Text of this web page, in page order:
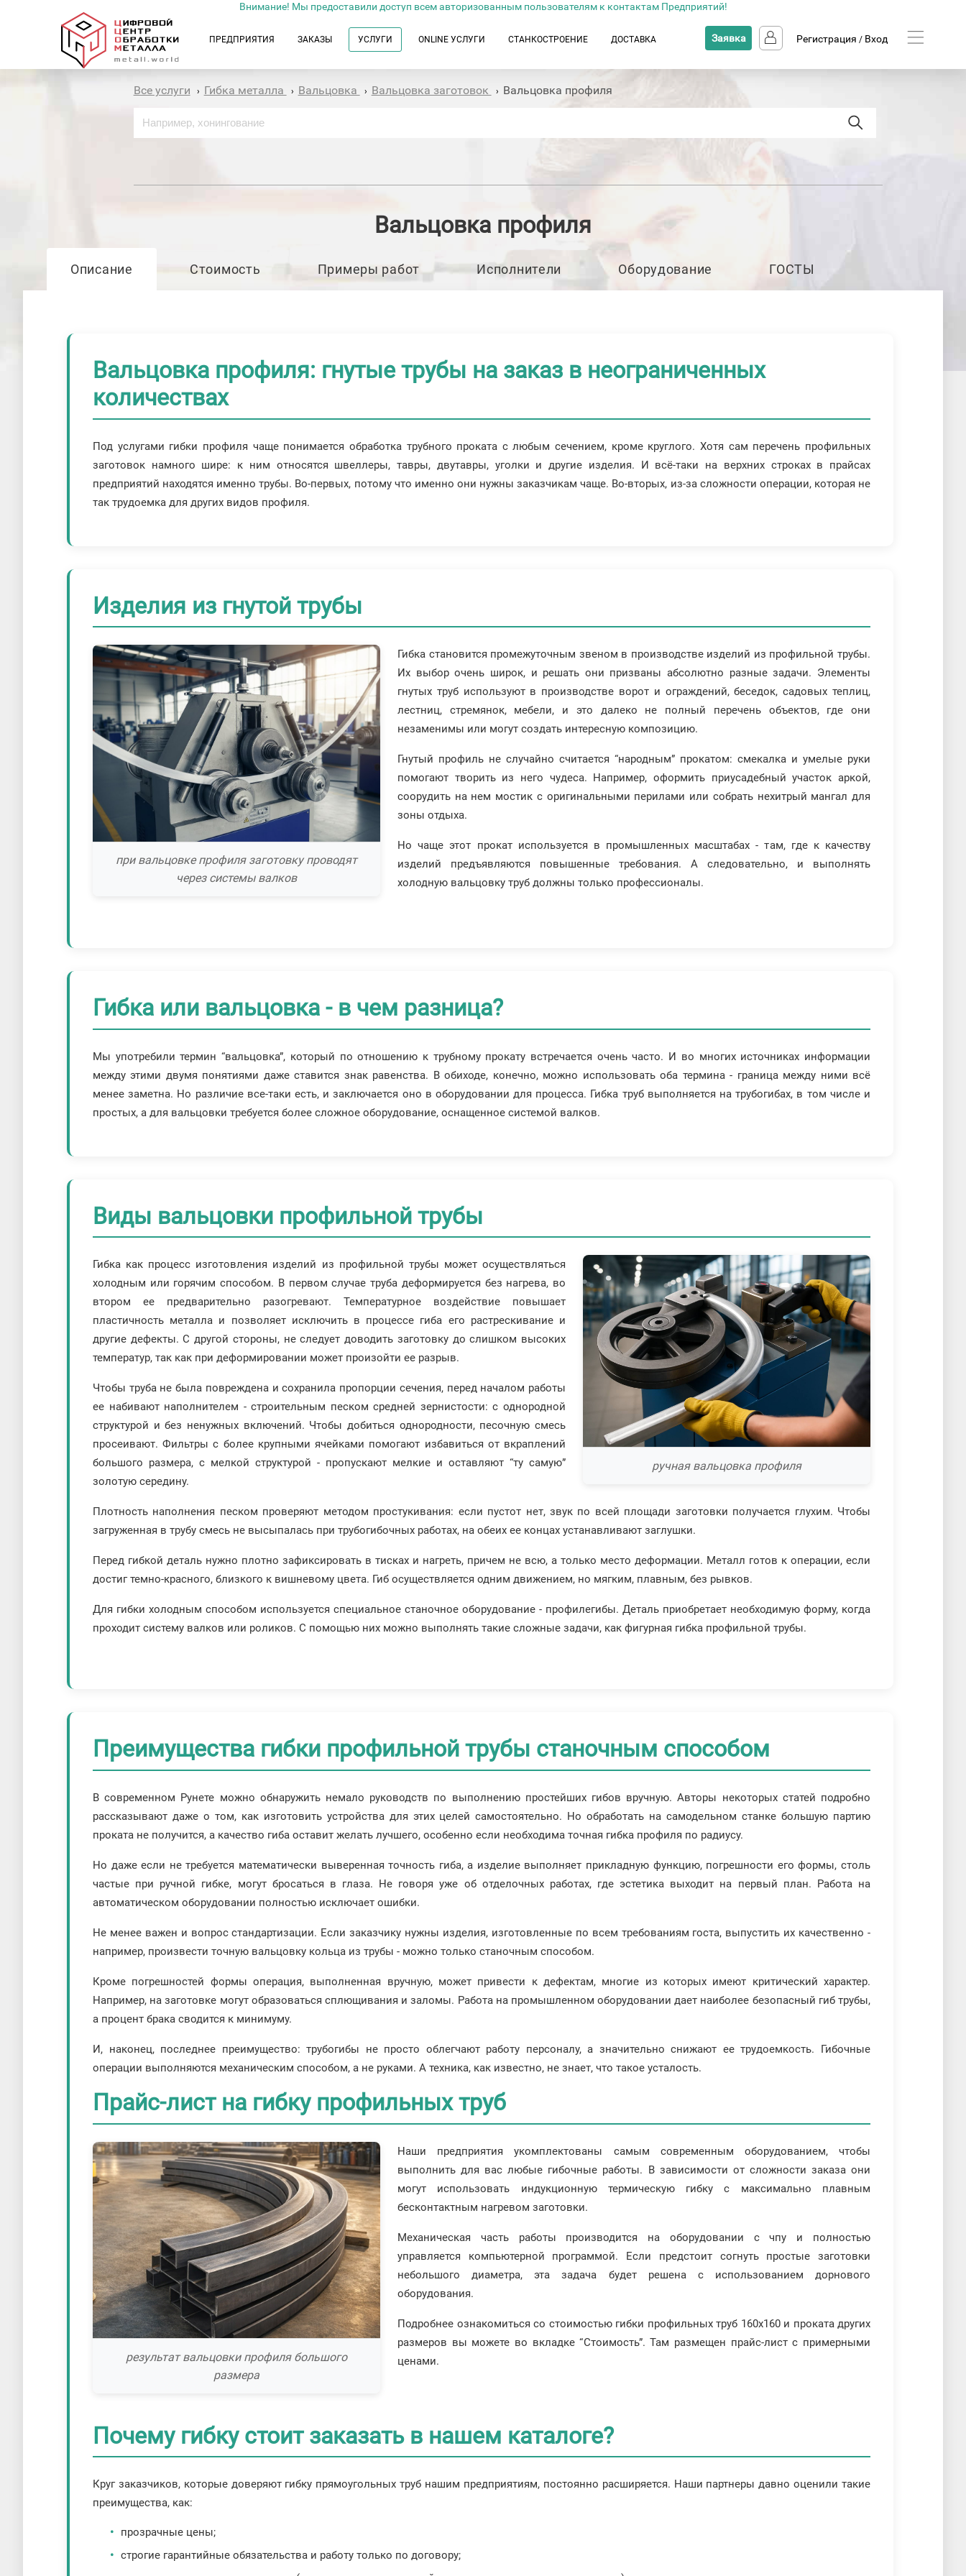
Внимание! Мы предоставили доступ всем авторизованным пользователям к контактам Предприятий!
ПРЕДПРИЯТИЯ ЗАКАЗЫ УСЛУГИ ONLINE УСЛУГИ СТАНКОСТРОЕНИЕ ДОСТАВКА Заявка Регистрация / Вход
Все услуги › Гибка металла › Вальцовка › Вальцовка заготовок › Вальцовка профиля
Вальцовка профиля
Описание Стоимость Примеры работ Исполнители Оборудование ГОСТЫ
Вальцовка профиля: гнутые трубы на заказ в неограниченных
количествах
Под услугами гибки профиля чаще понимается обработка трубного проката с любым сечением, кроме круглого. Хотя сам перечень профильных
заготовок намного шире: к ним относятся швеллеры, тавры, двутавры, уголки и другие изделия. И всё-таки на верхних строках в прайсах
предприятий находятся именно трубы. Во-первых, потому что именно они нужны заказчикам чаще. Во-вторых, из-за сложности операции, которая не
так трудоемка для других видов профиля.
Изделия из гнутой трубы
при вальцовке профиля заготовку проводят
через системы валков
Гибка становится промежуточным звеном в производстве изделий из профильной трубы.
Их выбор очень широк, и решать они призваны абсолютно разные задачи. Элементы
гнутых труб используют в производстве ворот и ограждений, беседок, садовых теплиц,
лестниц, стремянок, мебели, и это далеко не полный перечень объектов, где они
незаменимы или могут создать интересную композицию.
Гнутый профиль не случайно считается “народным” прокатом: смекалка и умелые руки
помогают творить из него чудеса. Например, оформить приусадебный участок аркой,
соорудить на нем мостик с оригинальными перилами или собрать нехитрый мангал для
зоны отдыха.
Но чаще этот прокат используется в промышленных масштабах - там, где к качеству
изделий предъявляются повышенные требования. А следовательно, и выполнять
холодную вальцовку труб должны только профессионалы.
Гибка или вальцовка - в чем разница?
Мы употребили термин “вальцовка”, который по отношению к трубному прокату встречается очень часто. И во многих источниках информации
между этими двумя понятиями даже ставится знак равенства. В обиходе, конечно, можно использовать оба термина - граница между ними всё
менее заметна. Но различие все-таки есть, и заключается оно в оборудовании для процесса. Гибка труб выполняется на трубогибах, в том числе и
простых, а для вальцовки требуется более сложное оборудование, оснащенное системой валков.
Виды вальцовки профильной трубы
ручная вальцовка профиля
Гибка как процесс изготовления изделий из профильной трубы может осуществляться
холодным или горячим способом. В первом случае труба деформируется без нагрева, во
втором ее предварительно разогревают. Температурное воздействие повышает
пластичность металла и позволяет исключить в процессе гиба его растрескивание и
другие дефекты. С другой стороны, не следует доводить заготовку до слишком высоких
температур, так как при деформировании может произойти ее разрыв.
Чтобы труба не была повреждена и сохранила пропорции сечения, перед началом работы
ее набивают наполнителем - строительным песком средней зернистости: с однородной
структурой и без ненужных включений. Чтобы добиться однородности, песочную смесь
просеивают. Фильтры с более крупными ячейками помогают избавиться от вкраплений
большого размера, с мелкой структурой - пропускают мелкие и оставляют “ту самую”
золотую середину.
Плотность наполнения песком проверяют методом простукивания: если пустот нет, звук по всей площади заготовки получается глухим. Чтобы
загруженная в трубу смесь не высыпалась при трубогибочных работах, на обеих ее концах устанавливают заглушки.
Перед гибкой деталь нужно плотно зафиксировать в тисках и нагреть, причем не всю, а только место деформации. Металл готов к операции, если
достиг темно-красного, близкого к вишневому цвета. Гиб осуществляется одним движением, но мягким, плавным, без рывков.
Для гибки холодным способом используется специальное станочное оборудование - профилегибы. Деталь приобретает необходимую форму, когда
проходит систему валков или роликов. С помощью них можно выполнять такие сложные задачи, как фигурная гибка профильной трубы.
Преимущества гибки профильной трубы станочным способом
В современном Рунете можно обнаружить немало руководств по выполнению простейших гибов вручную. Авторы некоторых статей подробно
рассказывают даже о том, как изготовить устройства для этих целей самостоятельно. Но обработать на самодельном станке большую партию
проката не получится, а качество гиба оставит желать лучшего, особенно если необходима точная гибка профиля по радиусу.
Но даже если не требуется математически выверенная точность гиба, а изделие выполняет прикладную функцию, погрешности его формы, столь
частые при ручной гибке, могут бросаться в глаза. Не говоря уже об отделочных работах, где эстетика выходит на первый план. Работа на
автоматическом оборудовании полностью исключает ошибки.
Не менее важен и вопрос стандартизации. Если заказчику нужны изделия, изготовленные по всем требованиям госта, выпустить их качественно -
например, произвести точную вальцовку кольца из трубы - можно только станочным способом.
Кроме погрешностей формы операция, выполненная вручную, может привести к дефектам, многие из которых имеют критический характер.
Например, на заготовке могут образоваться сплющивания и заломы. Работа на промышленном оборудовании дает наиболее безопасный гиб трубы,
а процент брака сводится к минимуму.
И, наконец, последнее преимущество: трубогибы не просто облегчают работу персоналу, а значительно снижают ее трудоемкость. Гибочные
операции выполняются механическим способом, а не руками. А техника, как известно, не знает, что такое усталость.
Прайс-лист на гибку профильных труб
результат вальцовки профиля большого
размера
Наши предприятия укомплектованы самым современным оборудованием, чтобы
выполнить для вас любые гибочные работы. В зависимости от сложности заказа они
могут использовать индукционную термическую гибку с максимально плавным
бесконтактным нагревом заготовки.
Механическая часть работы производится на оборудовании с чпу и полностью
управляется компьютерной программой. Если предстоит согнуть простые заготовки
небольшого диаметра, эта задача будет решена с использованием дорнового
оборудования.
Подробнее ознакомиться со стоимостью гибки профильных труб 160х160 и проката других
размеров вы можете во вкладке “Стоимость”. Там размещен прайс-лист с примерными
ценами.
Почему гибку стоит заказать в нашем каталоге?
Круг заказчиков, которые доверяют гибку прямоугольных труб нашим предприятиям, постоянно расширяется. Наши партнеры давно оценили такие
преимущества, как:
прозрачные цены;
строгие гарантийные обязательства и работу только по договору;